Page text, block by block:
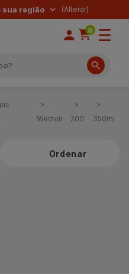
sua região
0
Weizen 200 350ml